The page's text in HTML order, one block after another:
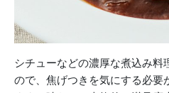
シチューなどの濃厚な煮込み料
ので、焦げつきを気にする必要